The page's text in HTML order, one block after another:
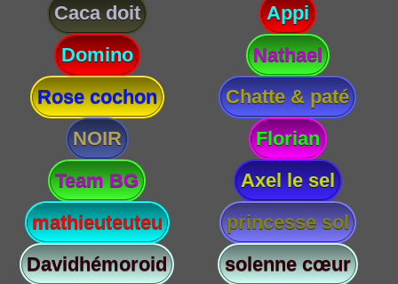
Caca doit
Appi
Domino
Nathael
Rose cochon
Chatte & paté
NOIR
Florian
Team BG
Axel le sel
mathieuteuteu
princesse sol
Davidhémoroid
solenne cœur